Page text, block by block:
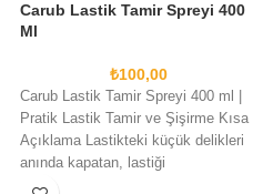
Carub Lastik Tamir Spreyi 400
Ml
₺100,00
Carub Lastik Tamir Spreyi 400 ml |
Pratik Lastik Tamir ve Şişirme Kısa
Açıklama Lastikteki küçük delikleri
anında kapatan, lastiği